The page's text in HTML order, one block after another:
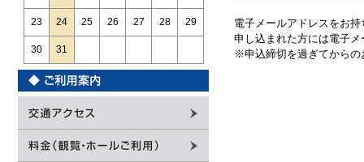
23 24 25 26 27 28 29
30 31
電子メールアドレスをお
申し込まれた方には電子
※申込締切を過ぎてからの